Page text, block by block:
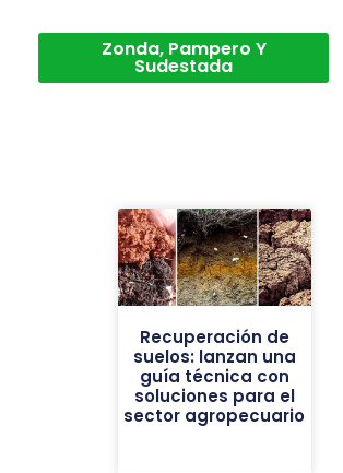
Zonda, Pampero Y
Sudestada
Recuperación de
suelos: lanzan una
guía técnica con
soluciones para el
sector agropecuario